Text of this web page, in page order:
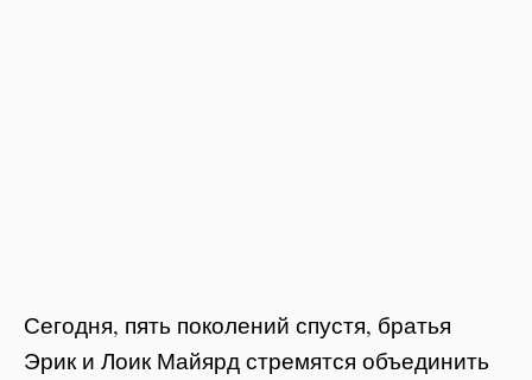
Сегодня, пять поколений спустя, братья
Эрик и Лоик Майярд стремятся объединить